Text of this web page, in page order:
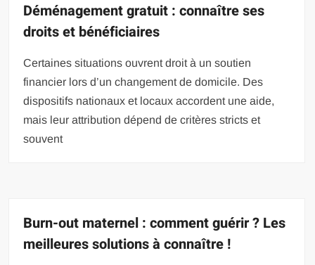
Déménagement gratuit : connaître ses
droits et bénéficiaires
Certaines situations ouvrent droit à un soutien
financier lors d’un changement de domicile. Des
dispositifs nationaux et locaux accordent une aide,
mais leur attribution dépend de critères stricts et
souvent
Burn-out maternel : comment guérir ? Les
meilleures solutions à connaître !